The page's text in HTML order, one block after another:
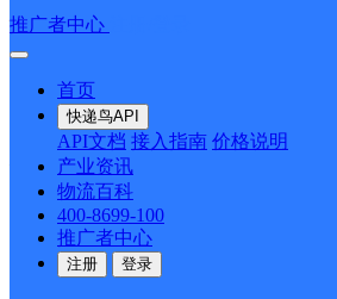
推广者中心
首页
快递鸟API
API文档 接入指南 价格说明
产业资讯
物流百科
400-8699-100
推广者中心
注册 登录
接口API
API接口 DEMO下载
关于我们
公司介绍 企业动态
合作伙伴 快递鸟接口服务协议
户隐私政策